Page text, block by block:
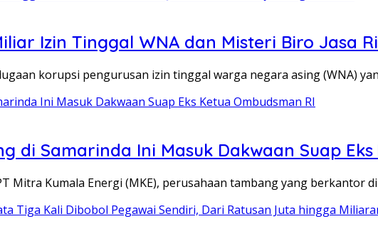
Izin Tinggal WNA dan Misteri Biro Jasa
korupsi pengurusan izin tinggal warga negara asing (WNA)
di Samarinda Ini Masuk Dakwaan Suap
Mitra Kumala Energi (MKE), perusahaan tambang yang berkantor